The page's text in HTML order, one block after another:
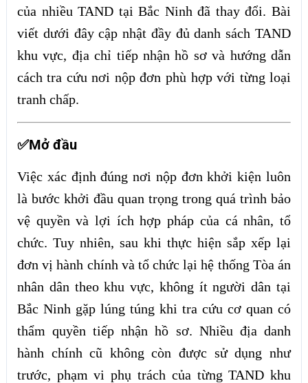
của nhiều TAND tại Bắc Ninh đã thay đổi. Bài
viết dưới đây cập nhật đầy đủ danh sách TAND
khu vực, địa chỉ tiếp nhận hồ sơ và hướng dẫn
cách tra cứu nơi nộp đơn phù hợp với từng loại
tranh chấp.
✅Mở đầu
Việc xác định đúng nơi nộp đơn khởi kiện luôn
là bước khởi đầu quan trọng trong quá trình bảo
vệ quyền và lợi ích hợp pháp của cá nhân, tổ
chức. Tuy nhiên, sau khi thực hiện sắp xếp lại
đơn vị hành chính và tổ chức lại hệ thống Tòa án
nhân dân theo khu vực, không ít người dân tại
Bắc Ninh gặp lúng túng khi tra cứu cơ quan có
thẩm quyền tiếp nhận hồ sơ. Nhiều địa danh
hành chính cũ không còn được sử dụng như
trước, phạm vi phụ trách của từng TAND khu